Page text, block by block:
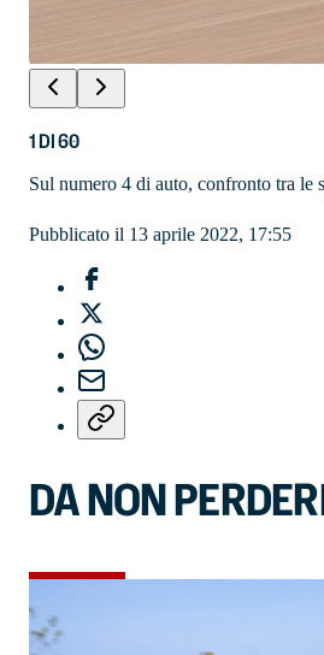
1DI60
Sul numero 4 di auto, confronto tra
Pubblicato il 13 aprile 2022, 17:55
DA NON